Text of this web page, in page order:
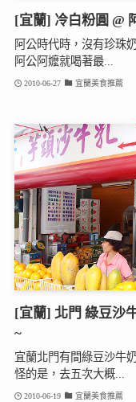
[宜蘭] 冷白粉圓 @
阿公時代時，沒有珍珠
阿公阿嬤就喝著最...
2010-06-27 宜蘭美食推薦
[宜蘭] 北門 綠豆沙
~
宜蘭北門有間綠豆沙牛
怪的是，去五次大概...
2010-06-19 宜蘭美食推薦